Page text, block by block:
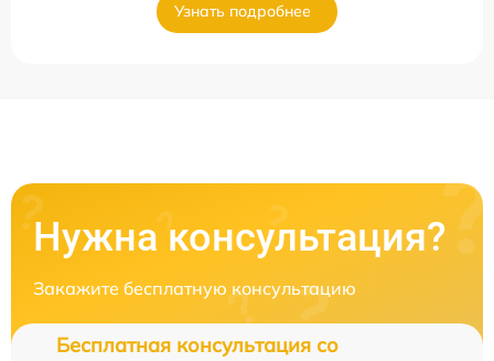
Узнать подробнее
Нужна консультация?
Закажите бесплатную консультацию
Бесплатная консультация со